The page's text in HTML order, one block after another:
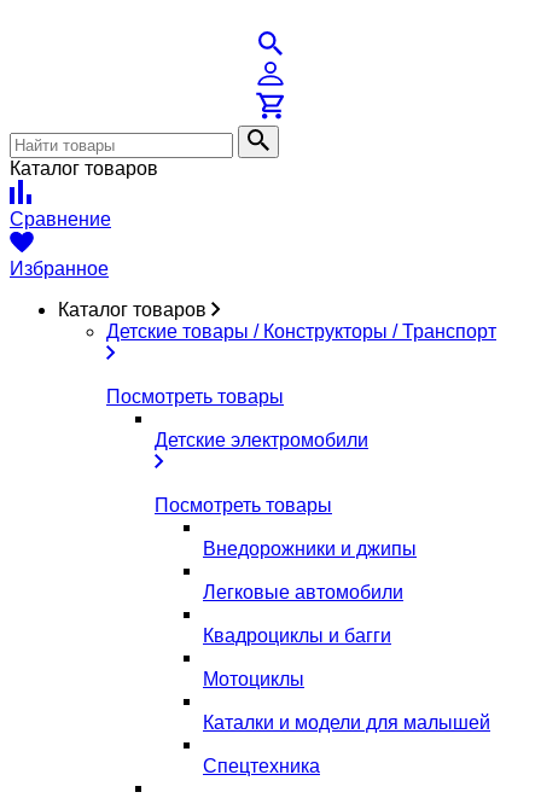
Каталог товаров
Сравнение
Избранное
Каталог товаров
Детские товары / Конструкторы / Транспорт
Посмотреть товары
Детские электромобили
Посмотреть товары
Внедорожники и джипы
Легковые автомобили
Квадроциклы и багги
Мотоциклы
Каталки и модели для малышей
Спецтехника